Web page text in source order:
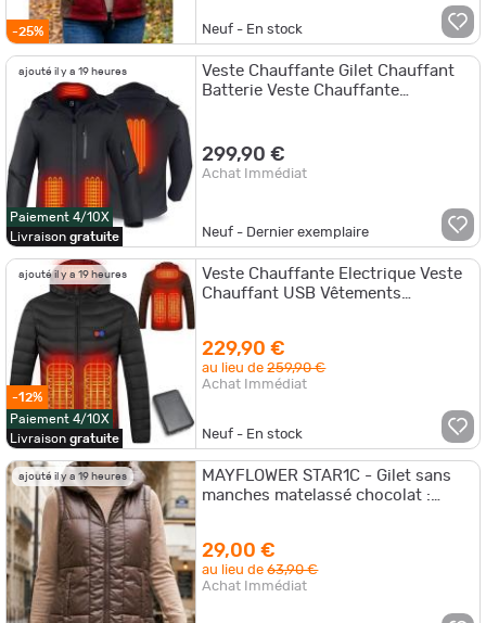
-25% Neuf - En stock
ajouté il y a 19 heures
Paiement 4/10X
Livraison gratuite
Veste Chauffante Gilet Chauffant
Batterie Veste Chauffante
299,90 €
Achat Immédiat
Neuf - Dernier exemplaire
ajouté il y a 19 heures
-12%
Paiement 4/10X
Livraison gratuite
Veste Chauffante Electrique Veste
Chauffant USB Vêtements
229,90 €
au lieu de259,90 €
Achat Immédiat
Neuf - En stock
ajouté il y a 19 heures
MAYFLOWER STAR1C - Gilet sans
manches matelassé chocolat :
29,00 €
au lieu de63,90 €
Achat Immédiat